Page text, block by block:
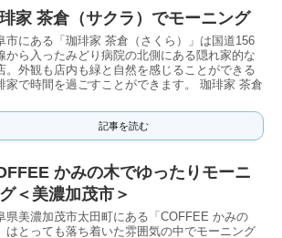
家 茶倉（サクラ）でモーニング
市にある「珈琲家 茶倉（さくら）」は国道156
から入ったみどり病院の北側にある隠れ家的な
。外観も店内も緑と自然を感じることができる
家で時間を過ごすことができます。 珈琲家 茶倉
記事を読む
かみの木でゆったりモーニ
＜美濃加茂市＞
県美濃加茂市太田町にある「COFFEE かみの
はとっても落ち着いた雰囲気の中でモーニング